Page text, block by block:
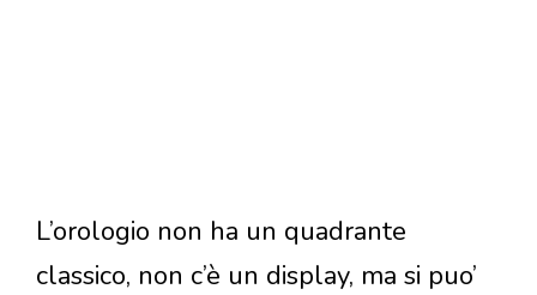
L’orologio non ha un quadrante
classico, non c’è un display, ma si puo’